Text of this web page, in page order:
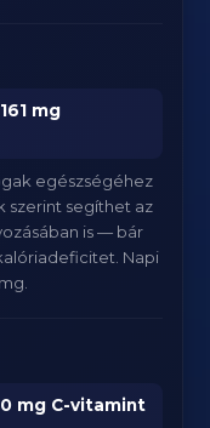
161 mg
egészségéhez
szerint segíthet az
is — bár
Napi
0 mg C-vitamint